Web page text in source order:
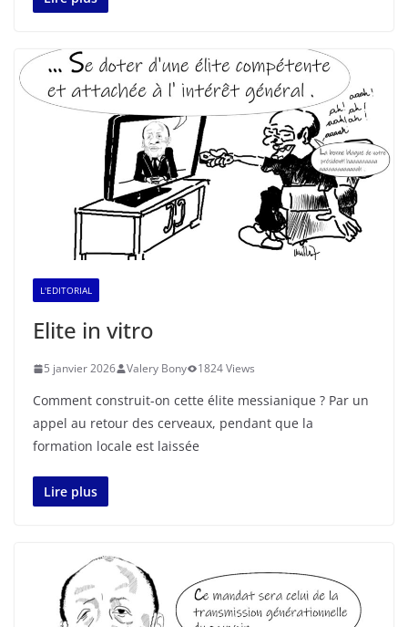
L'EDITORIAL
Elite in vitro
5 janvier 2026 Valery Bony 1824 Views
Comment construit-on cette élite messianique ? Par un
appel au retour des cerveaux, pendant que la
formation locale est laissée
Lire plus